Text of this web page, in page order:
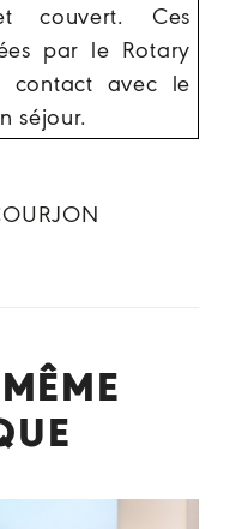
couvert. Ces
par le Rotary
contact avec le
séjour.